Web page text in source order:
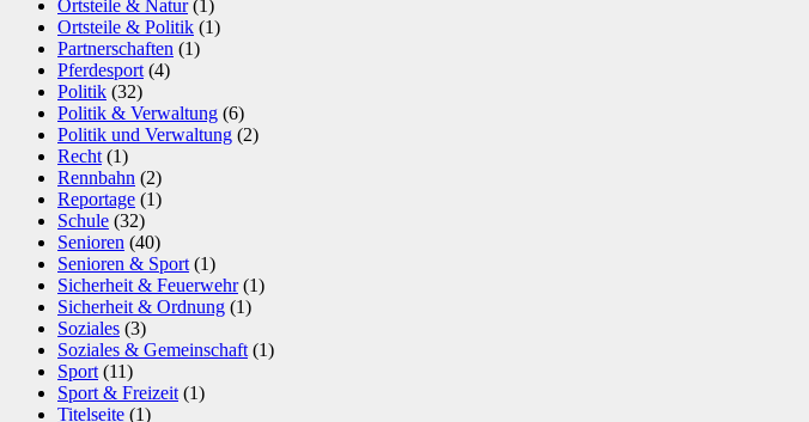
Ortsteile & Natur(1)
Ortsteile & Politik (1)
Partnerschaften (1)
Pferdesport (4)
Politik (32)
Politik & Verwaltung (6)
Politik und Verwaltung (2)
Recht (1)
Rennbahn (2)
Reportage (1)
Schule (32)
Senioren (40)
Senioren & Sport (1)
Sicherheit & Feuerwehr(1)
Sicherheit & Ordnung (1)
Soziales (3)
Soziales & Gemeinschaft (1)
Sport (11)
Sport & Freizeit (1)
Titelseite (1)